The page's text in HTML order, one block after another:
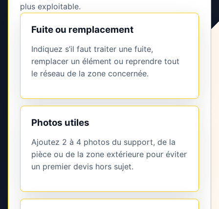
plus exploitable.
Fuite ou remplacement
Indiquez s’il faut traiter une fuite,
remplacer un élément ou reprendre tout
le réseau de la zone concernée.
Photos utiles
Ajoutez 2 à 4 photos du support, de la
pièce ou de la zone extérieure pour éviter
un premier devis hors sujet.